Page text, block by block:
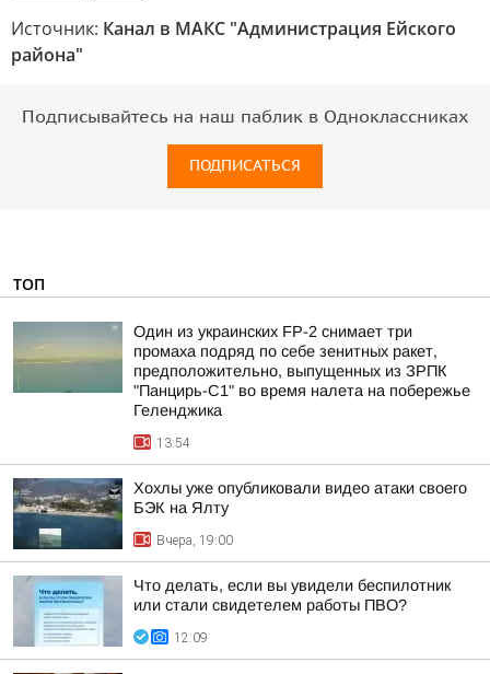
Источник: Канал в МАКС "Администрация Ейского
района"
Подписывайтесь на наш паблик в Одноклассниках
ПОДПИСАТЬСЯ
ТОП
Один из украинских FP-2 снимает три
промаха подряд по себе зенитных ракет,
предположительно, выпущенных из ЗРПК
"Панцирь-С1" во время налета на побережье
Геленджика
13:54
Хохлы уже опубликовали видео атаки своего
БЭК на Ялту
Вчера, 19:00
Что делать, если вы увидели беспилотник
или стали свидетелем работы ПВО?
12:09